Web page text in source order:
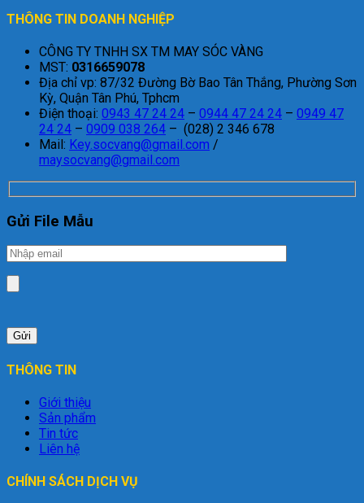
THÔNG TIN DOANH NGHIỆP
CÔNG TY TNHH SX TM MAY SÓC VÀNG
MST: 0316659078
Địa chỉ vp: 87/32 Đường Bờ Bao Tân Thắng, Phường Sơn
Kỳ, Quận Tân Phú, Tphcm
Điện thoại: 0943 47 24 24 – 0944 47 24 24 – 0949 47
24 24 – 0909 038 264 – (028) 2 346 678
Mail: Key.socvang@gmail.com /
maysocvang@gmail.com
Gửi File Mẫu
THÔNG TIN
Giới thiệu
Sản phẩm
Tin tức
Liên hệ
CHÍNH SÁCH DỊCH VỤ